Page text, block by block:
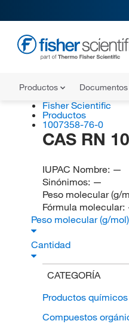
Productos
Fisher Scientific
Productos
1007358-76-0
CAS RN
IUPAC Nombre: —
Sinónimos: —
Peso molecular (g/
Fórmula molecular:
Peso molecular (g/mol)
Cantidad
CATEGORÍA
Productos químicos
Compuestos